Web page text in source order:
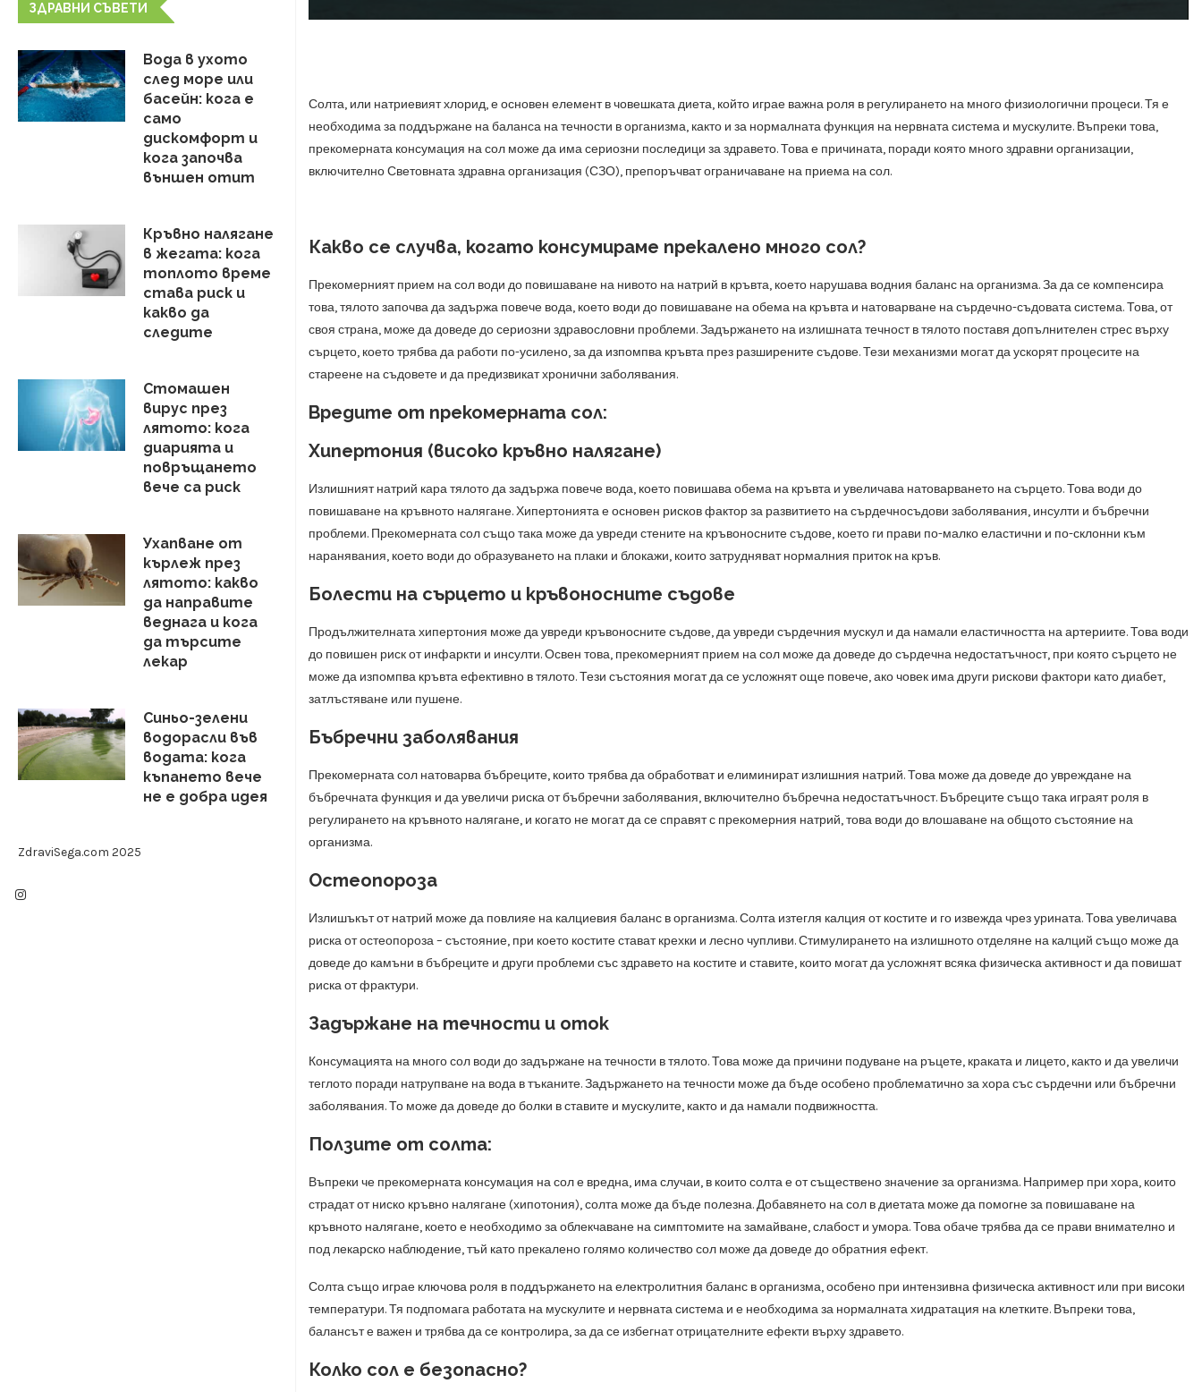
ЗДРАВНИ СЪВЕТИ
Вода в ухото
след море или
басейн: кога е
само
дискомфорт и
кога започва
външен отит
Кръвно налягане
в жегата: кога
топлото време
става риск и
какво да
следите
Стомашен
вирус през
лятото: кога
диарията и
повръщането
вече са риск
Ухапване от
кърлеж през
лятото: какво
да направите
веднага и кога
да търсите
лекар
Синьо-зелени
водорасли във
водата: кога
къпането вече
не е добра идея
ZdraviSega.com 2025
Солта, или натриевият хлорид, е основен елемент в човешката диета, който играе важна роля в регулирането на много физиологични процеси. Тя е
необходима за поддържане на баланса на течности в организма, както и за нормалната функция на нервната система и мускулите. Въпреки това,
прекомерната консумация на сол може да има сериозни последици за здравето. Това е причината, поради която много здравни организации,
включително Световната здравна организация (СЗО), препоръчват ограничаване на приема на сол.
Какво се случва, когато консумираме прекалено много сол?
Прекомерният прием на сол води до повишаване на нивото на натрий в кръвта, което нарушава водния баланс на организма. За да се компенсира
това, тялото започва да задържа повече вода, което води до повишаване на обема на кръвта и натоварване на сърдечно-съдовата система. Това, от
своя страна, може да доведе до сериозни здравословни проблеми. Задържането на излишната течност в тялото поставя допълнителен стрес върху
сърцето, което трябва да работи по-усилено, за да изпомпва кръвта през разширените съдове. Тези механизми могат да ускорят процесите на
стареене на съдовете и да предизвикат хронични заболявания.
Вредите от прекомерната сол:
Хипертония (високо кръвно налягане)
Излишният натрий кара тялото да задържа повече вода, което повишава обема на кръвта и увеличава натоварването на сърцето. Това води до
повишаване на кръвното налягане. Хипертонията е основен рисков фактор за развитието на сърдечносъдови заболявания, инсулти и бъбречни
проблеми. Прекомерната сол също така може да увреди стените на кръвоносните съдове, което ги прави по-малко еластични и по-склонни към
наранявания, което води до образуването на плаки и блокажи, които затрудняват нормалния приток на кръв.
Болести на сърцето и кръвоносните съдове
Продължителната хипертония може да увреди кръвоносните съдове, да увреди сърдечния мускул и да намали еластичността на артериите. Това води
до повишен риск от инфаркти и инсулти. Освен това, прекомерният прием на сол може да доведе до сърдечна недостатъчност, при която сърцето не
може да изпомпва кръвта ефективно в тялото. Тези състояния могат да се усложнят още повече, ако човек има други рискови фактори като диабет,
затлъстяване или пушене.
Бъбречни заболявания
Прекомерната сол натоварва бъбреците, които трябва да обработват и елиминират излишния натрий. Това може да доведе до увреждане на
бъбречната функция и да увеличи риска от бъбречни заболявания, включително бъбречна недостатъчност. Бъбреците също така играят роля в
регулирането на кръвното налягане, и когато не могат да се справят с прекомерния натрий, това води до влошаване на общото състояние на
организма.
Остеопороза
Излишъкът от натрий може да повлияе на калциевия баланс в организма. Солта изтегля калция от костите и го извежда чрез урината. Това увеличава
риска от остеопороза – състояние, при което костите стават крехки и лесно чупливи. Стимулирането на излишното отделяне на калций също може да
доведе до камъни в бъбреците и други проблеми със здравето на костите и ставите, които могат да усложнят всяка физическа активност и да повишат
риска от фрактури.
Задържане на течности и оток
Консумацията на много сол води до задържане на течности в тялото. Това може да причини подуване на ръцете, краката и лицето, както и да увеличи
теглото поради натрупване на вода в тъканите. Задържането на течности може да бъде особено проблематично за хора със сърдечни или бъбречни
заболявания. То може да доведе до болки в ставите и мускулите, както и да намали подвижността.
Ползите от солта:
Въпреки че прекомерната консумация на сол е вредна, има случаи, в които солта е от съществено значение за организма. Например при хора, които
страдат от ниско кръвно налягане (хипотония), солта може да бъде полезна. Добавянето на сол в диетата може да помогне за повишаване на
кръвното налягане, което е необходимо за облекчаване на симптомите на замайване, слабост и умора. Това обаче трябва да се прави внимателно и
под лекарско наблюдение, тъй като прекалено голямо количество сол може да доведе до обратния ефект.
Солта също играе ключова роля в поддържането на електролитния баланс в организма, особено при интензивна физическа активност или при високи
температури. Тя подпомага работата на мускулите и нервната система и е необходима за нормалната хидратация на клетките. Въпреки това,
балансът е важен и трябва да се контролира, за да се избегнат отрицателните ефекти върху здравето.
Колко сол е безопасно?